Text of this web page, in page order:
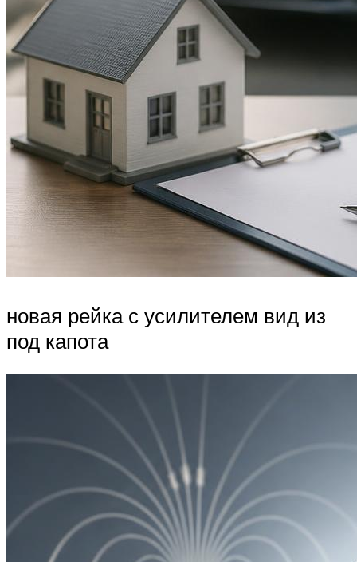
новая рейка с усилителем вид из
под капота